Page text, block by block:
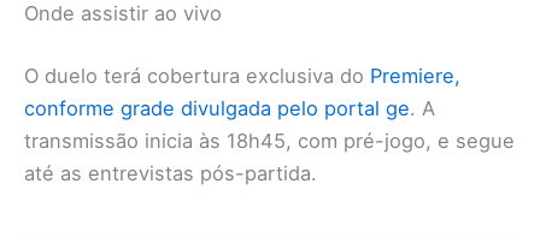
Onde assistir ao vivo
O duelo terá cobertura exclusiva do Premiere,
conforme grade divulgada pelo portal ge. A
transmissão inicia às 18h45, com pré-jogo, e segue
até as entrevistas pós-partida.